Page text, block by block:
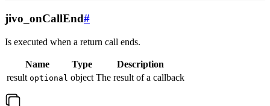
jivo_onCallEnd#
Is executed when a return call ends.
Name Type
Description
result optional object The result of a callback